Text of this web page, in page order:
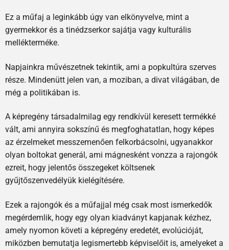
Ez a műfaj a leginkább úgy van elkönyvelve, mint a
gyermekkor és a tinédzserkor sajátja vagy kulturális
mellékterméke.
Napjainkra művészetnek tekintik, ami a popkultúra szerves
része. Mindenütt jelen van, a moziban, a divat világában, de
még a politikában is.
A képregény társadalmilag egy rendkívül keresett termékké
vált, ami annyira sokszínű és megfoghatatlan, hogy képes
az érzelmeket messzemenően felkorbácsolni, ugyanakkor
olyan boltokat generál, ami mágnesként vonzza a rajongók
ezreit, hogy jelentős összegeket költsenek
gyűjtőszenvedélyük kielégítésére.
Ezek a rajongók és a műfajjal még csak most ismerkedők
megérdemlik, hogy egy olyan kiadványt kapjanak kézhez,
amely nyomon követi a képregény eredetét, evolúcióját,
miközben bemutatja legismertebb képviselőit is, amelyeket a